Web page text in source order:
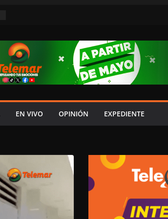
EN VIVO OPINIÓN EXPEDIENTE